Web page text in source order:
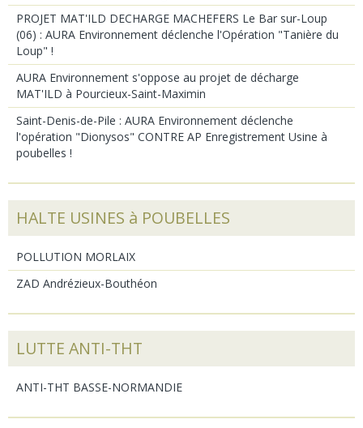
PROJET MAT'ILD DECHARGE MACHEFERS Le Bar sur-Loup
(06) : AURA Environnement déclenche l'Opération "Tanière du
Loup" !
AURA Environnement s'oppose au projet de décharge
MAT'ILD à Pourcieux-Saint-Maximin
Saint-Denis-de-Pile : AURA Environnement déclenche
l'opération "Dionysos" CONTRE AP Enregistrement Usine à
poubelles !
HALTE USINES à POUBELLES
POLLUTION MORLAIX
ZAD Andrézieux-Bouthéon
LUTTE ANTI-THT
ANTI-THT BASSE-NORMANDIE